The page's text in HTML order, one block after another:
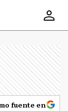
fuente en